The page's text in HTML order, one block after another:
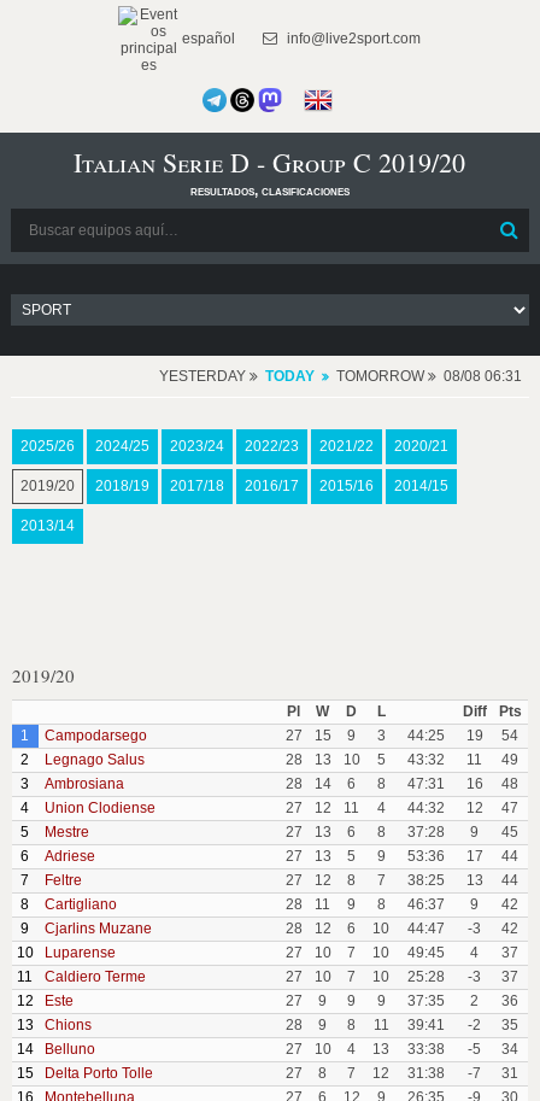
español info@live2sport.com
Italian Serie D - Group C 2019/20
resultados, clasificaciones
YESTERDAY TODAY TOMORROW 08/08 06:31
2025/26 2024/25 2023/24 2022/23 2021/22 2020/21
2019/20 2018/19 2017/18 2016/17 2015/16 2014/15
2013/14
2019/20
Pl W D L Diff
Pts
1
Campodarsego 27 15 9 3 44:25 19
54
2
Legnago Salus 28 13 10 5 43:32 11
49
3
Ambrosiana 28 14 6 8 47:31 16
48
4
Union Clodiense 27 12 11 4 44:32 12
47
5
Mestre 27 13 6 8 37:28 9
45
6
Adriese 27 13 5 9 53:36 17
44
7
Feltre 27 12 8 7 38:25 13
44
8
Cartigliano 28 11 9 8 46:37 9
42
9
Cjarlins Muzane 28 12 6 10 44:47 -3
42
10
Luparense 27 10 7 10 49:45 4
37
11
Caldiero Terme 27 10 7 10 25:28 -3
37
12
Este 27 9 9 9 37:35 2
36
13
Chions 28 9 8 11 39:41 -2
35
14
Belluno 27 10 4 13 33:38 -5
34
15
Delta Porto Tolle 27 8 7 12 31:38 -7
31
16
Montebelluna 27 6 12 9 26:35 -9
30